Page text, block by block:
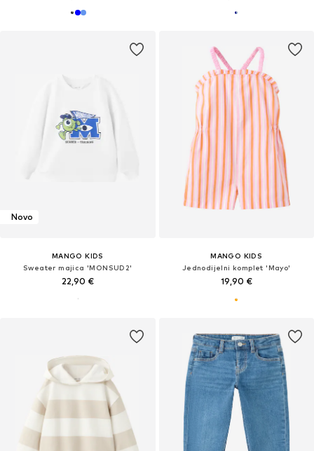
Novo
MANGO KIDS
Sweater majica 'MONSUD2'
22,90 €
MANGO KIDS
Jednodijelni komplet 'Mayo'
19,90 €